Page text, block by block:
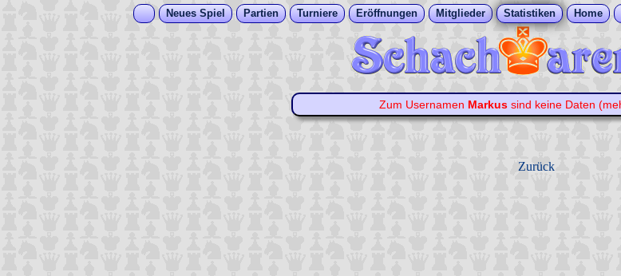
Neues Spiel Partien Turniere Eröffnungen Mitglieder Statistiken Home
Zum Usernamen Markus sind keine Daten
Zurück